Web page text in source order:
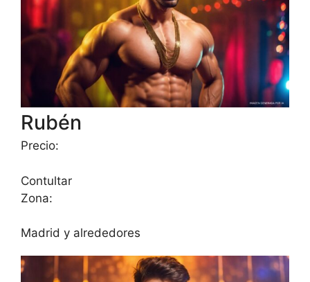
Rubén
Precio:
Contultar
Zona:
Madrid y alrededores